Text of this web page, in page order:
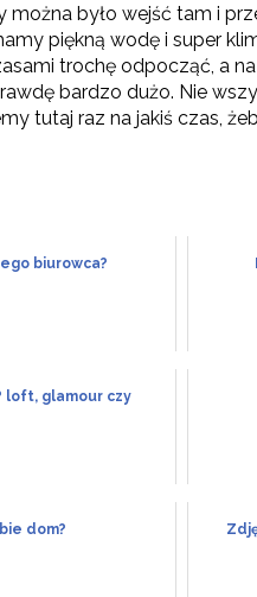
było wejść tam i
piękną wodę i super
trochę odpocząć, a
bardzo dużo. Nie
tutaj raz na jakiś czas,
biurowca?
loft, glamour czy
dom?